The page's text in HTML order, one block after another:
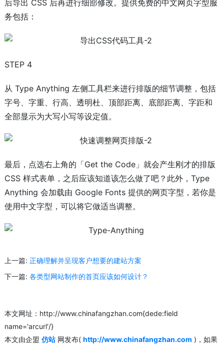
后导出 CSS 后再进行细部修改。提供免费的中文网页字型服
务包括：
STEP 4
从 Type Anything 左侧工具栏来进行排版的细节调整，包括
字号、字重、行高、透明杜、顶部距离、底部距离、字距和
全部显示为大写小写等设定值。
最后，点选右上角的「Get the Code」就会产生刚才的排版
CSS 样式表单，之后应该知道该怎么做了吧？此外，Type
Anything 会加载由 Google Fonts 提供的网页字型，若你是
使用中文字型，可以将它做适当调整。
上一篇: 正确理解并呈现客户想要的建站方案
下一篇: 各类型网站制作的首页应该如何设计？
本文网址：http://www.chinafangzhan.com{dede:field
name='arcurl'/}
本文由企盟 仿站 网发布( http://www.chinafangzhan.com )，如果